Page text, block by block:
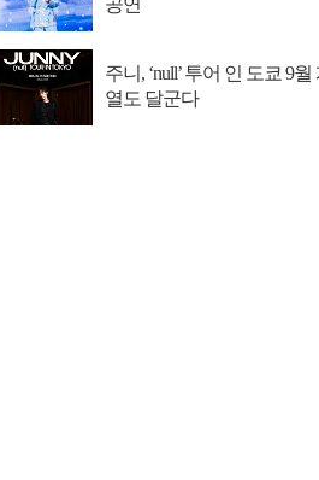
공연
주니, ‘null’ 투어 인 도쿄 9
열도 달군다